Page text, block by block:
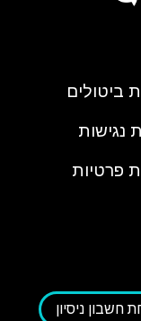
ביטולים
נגישות
פרטיות
חשבון ניסיון